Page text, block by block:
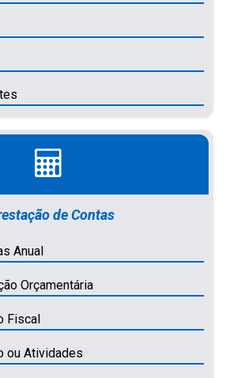
de Contas
Anual
Orçamentária
Fiscal
ou Atividades